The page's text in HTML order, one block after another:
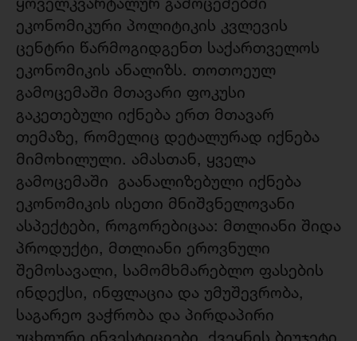
ეკონომიკური პოლიტიკის კვლევის
ცენტრი წარმოგიდგენთ საქართველოს
ეკონომიკის ანალიზს. თოთოეულ
გამოცემაში მთავარი ფოკუსი
გაკეთებული იქნება ერთ მთავარ
თემაზე, რომელიც დეტალურად იქნება
მიმოხილული. ამასთან, ყველა
გამოცემაში გაანალიზებული იქნება
ეკონომიკის ისეთი მნიშვნელოვანი
ასპექტები, როგორებიცაა: მთლიანი შიდა
პროდუქტი, მთლიანი ეროვნული
შემოსავალი, სამომხმარებლო ფასების
ინდექსი, ინფლაცია და უმუშევრობა,
საგარეო ვაჭრობა და პირდაპირი
უცხოური ინვესტიციები, ქვეყნის ბიუჯეტი